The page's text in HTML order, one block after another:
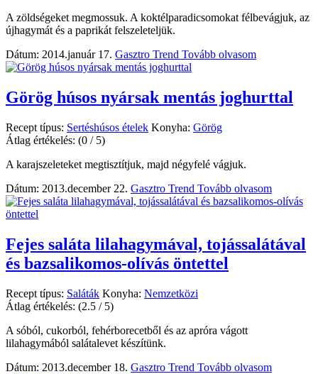
A zöldségeket megmossuk. A koktélparadicsomokat félbevágjuk, az
újhagymát és a paprikát felszeleteljük.
Dátum: 2014.január 17. Gasztro Trend Tovább olvasom
Görög húsos nyársak mentás joghurttal
Recept típus: Sertéshúsos ételek Konyha: Görög
Átlag értékelés: (0 / 5)
A karajszeleteket megtisztítjuk, majd négyfelé vágjuk.
Dátum: 2013.december 22. Gasztro Trend Tovább olvasom
Fejes saláta lilahagymával, tojássalátával
és bazsalikomos-olívás öntettel
Recept típus: Saláták Konyha: Nemzetközi
Átlag értékelés: (2.5 / 5)
A sóból, cukorból, fehérborecetből és az apróra vágott
lilahagymából salátalevet készítünk.
Dátum: 2013.december 18. Gasztro Trend Tovább olvasom